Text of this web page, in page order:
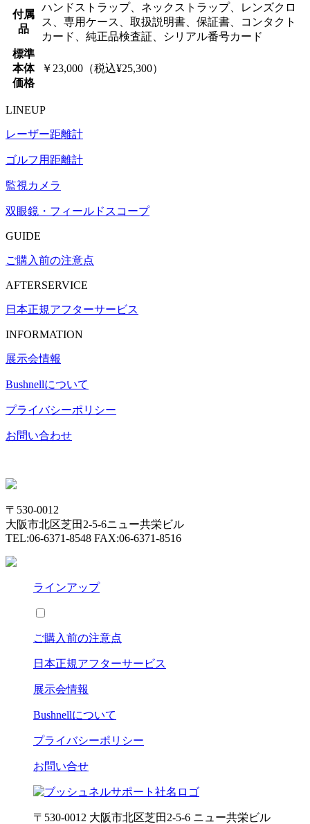
付属
品
ハンドストラップ、ネックストラップ、レンズクロ
ス、専用ケース、取扱説明書、保証書、コンタクト
カード、純正品検査証、シリアル番号カード
標準
本体
価格
￥23,000（税込¥25,300）
LINEUP
レーザー距離計
ゴルフ用距離計
監視カメラ
双眼鏡・フィールドスコープ
GUIDE
ご購入前の注意点
AFTERSERVICE
日本正規アフターサービス
INFORMATION
展示会情報
Bushnellについて
プライバシーポリシー
お問い合わせ
〒530-0012
大阪市北区芝田2-5-6ニュー共栄ビル
TEL:06-6371-8548 FAX:06-6371-8516
ラインアップ
ご購入前の注意点
日本正規アフターサービス
展示会情報
Bushnellについて
プライバシーポリシー
お問い合せ
〒530-0012 大阪市北区芝田2-5-6 ニュー共栄ビル